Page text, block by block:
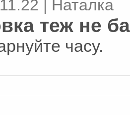
| Наталка
теж не
часу.